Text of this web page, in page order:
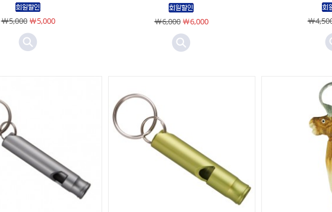
￦5,000￦5,000 ￦6,000￦6,000 ￦